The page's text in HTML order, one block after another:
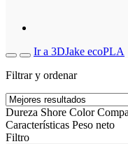
Ir a 3DJake ecoPLA
Filtrar y ordenar
Dureza Shore Color
Características Peso neto
Filtro